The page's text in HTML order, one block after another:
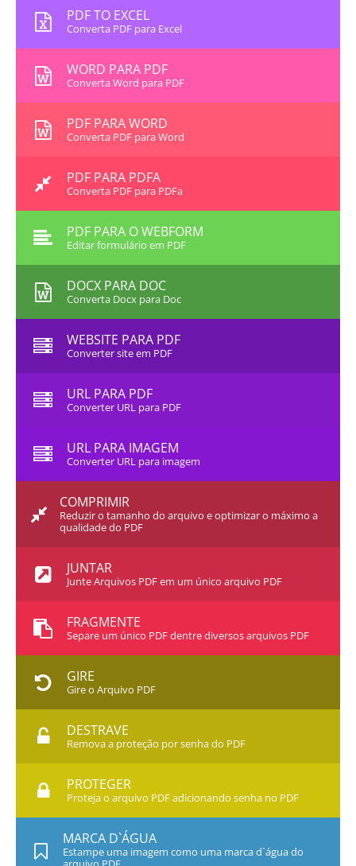
PDF TO EXCEL
Converta PDF para Excel
WORD PARA PDF
Converta Word para PDF
PDF PARA WORD
Converta PDF para Word
PDF PARA PDFA
Converta PDF para PDFa
PDF PARA O WEBFORM
Editar formulário em PDF
DOCX PARA DOC
Converta Docx para Doc
WEBSITE PARA PDF
Converter site em PDF
URL PARA PDF
Converter URL para PDF
URL PARA IMAGEM
Converter URL para imagem
COMPRIMIR
Reduzir o tamanho do arquivo e optimizar o máximo a
qualidade do PDF
JUNTAR
Junte Arquivos PDF em um único arquivo PDF
FRAGMENTE
Separe um único PDF dentre diversos arquivos PDF
GIRE
Gire o Arquivo PDF
DESTRAVE
Remova a proteção por senha do PDF
PROTEGER
Proteja o arquivo PDF adicionando senha no PDF
MARCA D`ÁGUA
Estampe uma imagem como uma marca d`água do